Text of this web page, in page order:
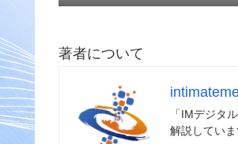
著者について
「IMデジタ
解説してい